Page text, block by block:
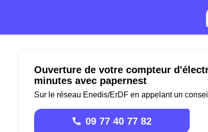
Ouverture de votre compteur
minutes avec papernest
Sur le réseau Enedis/ErDF en appelant un
09 77 40 77 82